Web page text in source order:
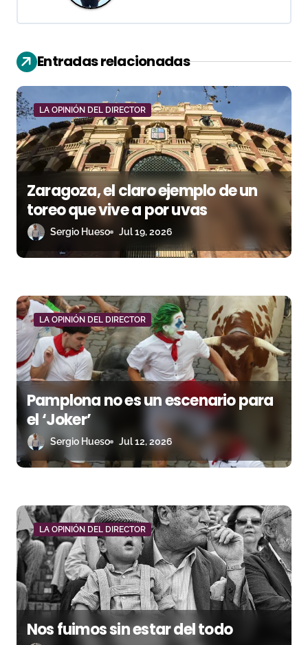
c
i
ó
n
d
e
e
n
a
d
a
s
Entradas relacionadas
LA OPINIÓN DEL DIRECTOR
Zaragoza, el claro ejemplo de un
toreo que vive a por uvas
Sergio Hueso Jul 19, 2026
LA OPINIÓN DEL DIRECTOR
Pamplona no es un escenario para
el ‘Joker’
Sergio Hueso Jul 12, 2026
LA OPINIÓN DEL DIRECTOR
Nos fuimos sin estar del todo